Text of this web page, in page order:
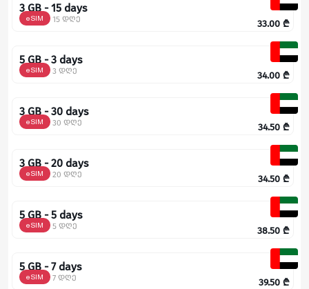
3 GB - 15 days
eSIM 15 დღე 33.00 ₾
5 GB - 3 days
eSIM 3 დღე 34.00 ₾
3 GB - 30 days
eSIM 30 დღე 34.50 ₾
3 GB - 20 days
eSIM 20 დღე 34.50 ₾
5 GB - 5 days
eSIM 5 დღე 38.50 ₾
5 GB - 7 days
eSIM 7 დღე 39.50 ₾